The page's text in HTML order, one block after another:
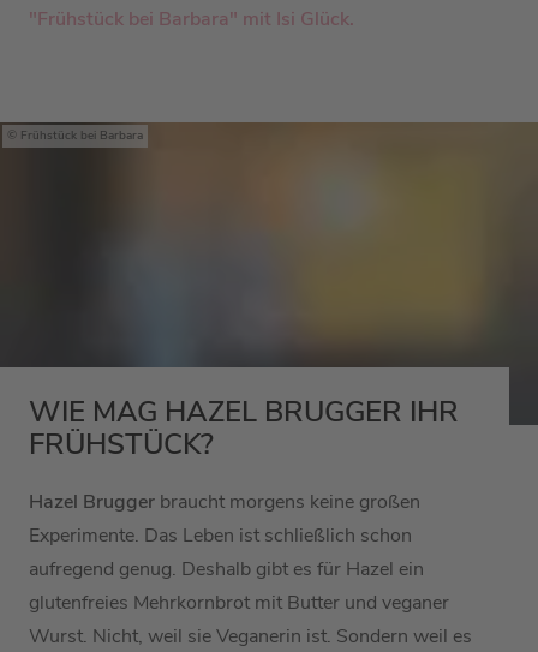
"Frühstück bei Barbara" mit Isi Glück.
Frühstück bei Barbara
WIE MAG HAZEL BRUGGER IHR
FRÜHSTÜCK?
Hazel Brugger braucht morgens keine großen
Experimente. Das Leben ist schließlich schon
aufregend genug. Deshalb gibt es für Hazel ein
glutenfreies Mehrkornbrot mit Butter und veganer
Wurst. Nicht, weil sie Veganerin ist. Sondern weil es